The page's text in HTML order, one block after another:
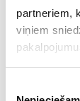
partneriem,
viņiem
главной
Vse